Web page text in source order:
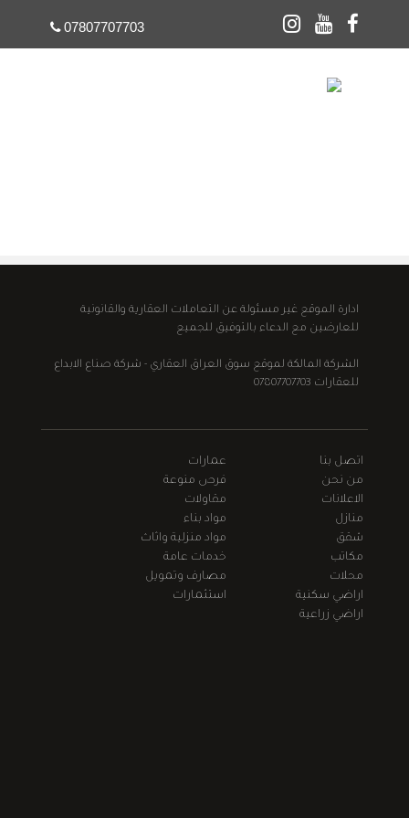
07807707703
ادارة الموقع غير مسئولة عن التعاملات العقارية والقانونية
للعارضين مع الدعاء بالتوفيق للجميع
الشركة المالكة لموقع سوق العراق العقاري - شركة صناع الابداع
للعقارات 07807707703
اتصل بنا
من نحن
الاعلانات
منازل
شقق
مكاتب
محلات
اراضي سكنية
اراضي زراعية
عمارات
فرص منوعة
مقاولات
مواد بناء
مواد منزلية واثاث
خدمات عامة
مصارف وتمويل
استثمارات